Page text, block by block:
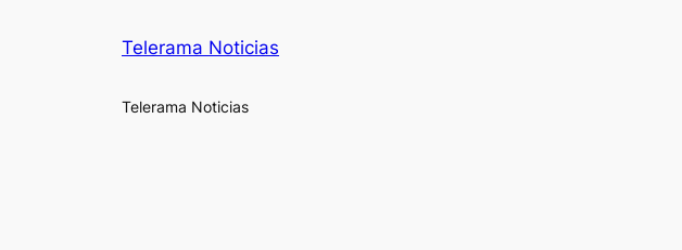
Telerama Noticias
Telerama Noticias